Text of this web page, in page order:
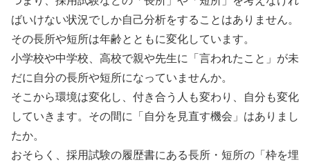
ばいけない状況でしか自己分析をすることはありません。
その長所や短所は年齢とともに変化しています。
小学校や中学校、高校で親や先生に「言われたこと」が未
だに自分の長所や短所になっていませんか。
そこから環境は変化し、付き合う人も変わり、自分も変化
していきます。その間に「自分を見直す機会」はありまし
たか。
おそらく、採用試験の履歴書にある長所・短所の「枠を埋